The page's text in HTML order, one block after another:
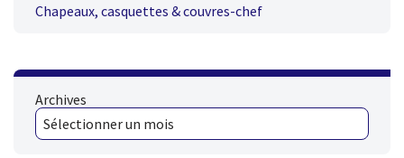
Chapeaux, casquettes & couvres-chef
Archives